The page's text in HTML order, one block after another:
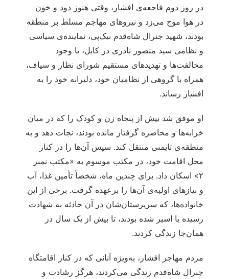
در روز دوم فاجعه‌ی افشار، وقتی هنوز دود و خون
در هوا موج می‌زد و نیروهای مهاجم مسلط بر منطقه
بودند، شهید جنرال شاه‌قدم نیک‌پی، نماینده‌ی سیاسی
و نظامی سید منصور نادری در کابل، با وجود
مخالفت‌ها و تهدیدهای مستقیم شورای نظار و سیاف،
همراه با گروهی از نظامیان خود، دلیرانه خود را به
افشار رساند.
او موفق شد بیش از پنجاه زن و کودک را که در میان
خرابه‌ها و محاصره گرفتار مانده بودند، نجات دهد و به
منطقه‌ی تایمنی منتقل کند. سپس آن‌ها را در کنار
محل اقامت خود، در مکتب موسوم به «مکتب نمبر
۲» اسکان داد. برای چندین ماه، شخصاً تأمین غذا، آب
و نیازهای اولیه‌ی آن‌ها را برعهده گرفت. برخی از این
خانواده‌ها، که سرپرستان‌شان در آن حادثه به شهادت
رسیده یا اسیر شده بودند، تا بیش از یک سال در
همان‌جا زندگی کردند.
مردم مهاجر افشار، به‌ویژه آنانی که در کنار اقامتگاه
جنرال شاه‌قدم زندگی می‌کردند، هرگز رشادت و